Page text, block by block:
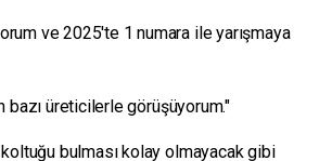
ve 2025'te 1 numara ile yarışmaya
bazı üreticilerle görüşüyorum."
bulması kolay olmayacak gibi